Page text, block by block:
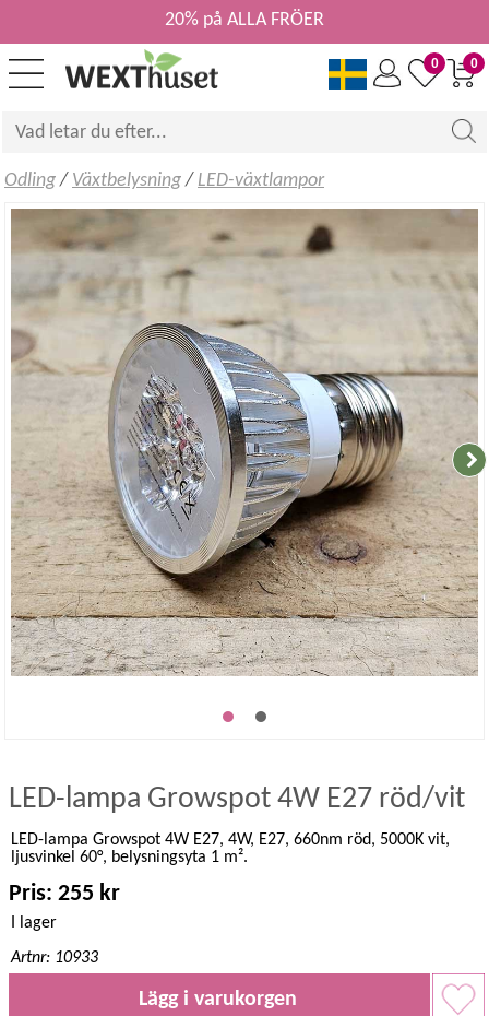
0
0
20% på ALLA FRÖER
Odling/ Växtbelysning/ LED-växtlampor
LED-lampa Growspot 4W E27 röd/vit
LED-lampa Growspot 4W E27, 4W, E27, 660nm röd, 5000K vit,
ljusvinkel 60°, belysningsyta 1 m².
Pris: 255 kr
I lager
Artnr: 10933
Lägg i varukorgen